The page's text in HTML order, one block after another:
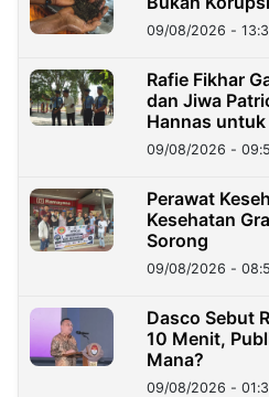
09/08/2026 -
Rafie Fikhar
dan Jiwa
Hannas
09/08/2026 -
Perawat
Kesehatan
Sorong
09/08/2026 -
Dasco Sebut
10 Menit,
Mana?
09/08/2026 -